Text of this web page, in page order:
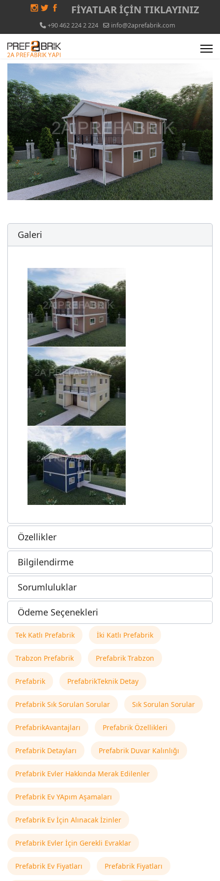
FİYATLAR İÇİN TIKLAYINIZ
+90 462 224 2 224 info@2aprefabrik.com
Galeri
Özellikler
Bilgilendirme
Sorumluluklar
Ödeme Seçenekleri
Tek Katlı Prefabrik İki Katlı Prefabrik
Trabzon Prefabrik Prefabrik Trabzon
Prefabrik PrefabrikTeknik Detay
Prefabrik Sık Sorulan Sorular Sık Sorulan Sorular
PrefabrikAvantajları Prefabrik Özellikleri
Prefabrik Detayları Prefabrik Duvar Kalınlığı
Prefabrik Evler Hakkında Merak Edilenler
Prefabrik Ev YApım Aşamaları
Prefabrik Ev İçin Alınacak İzinler
Prefabrik Evler İçin Gerekli Evraklar
Prefabrik Ev Fiyatları Prefabrik Fiyatları